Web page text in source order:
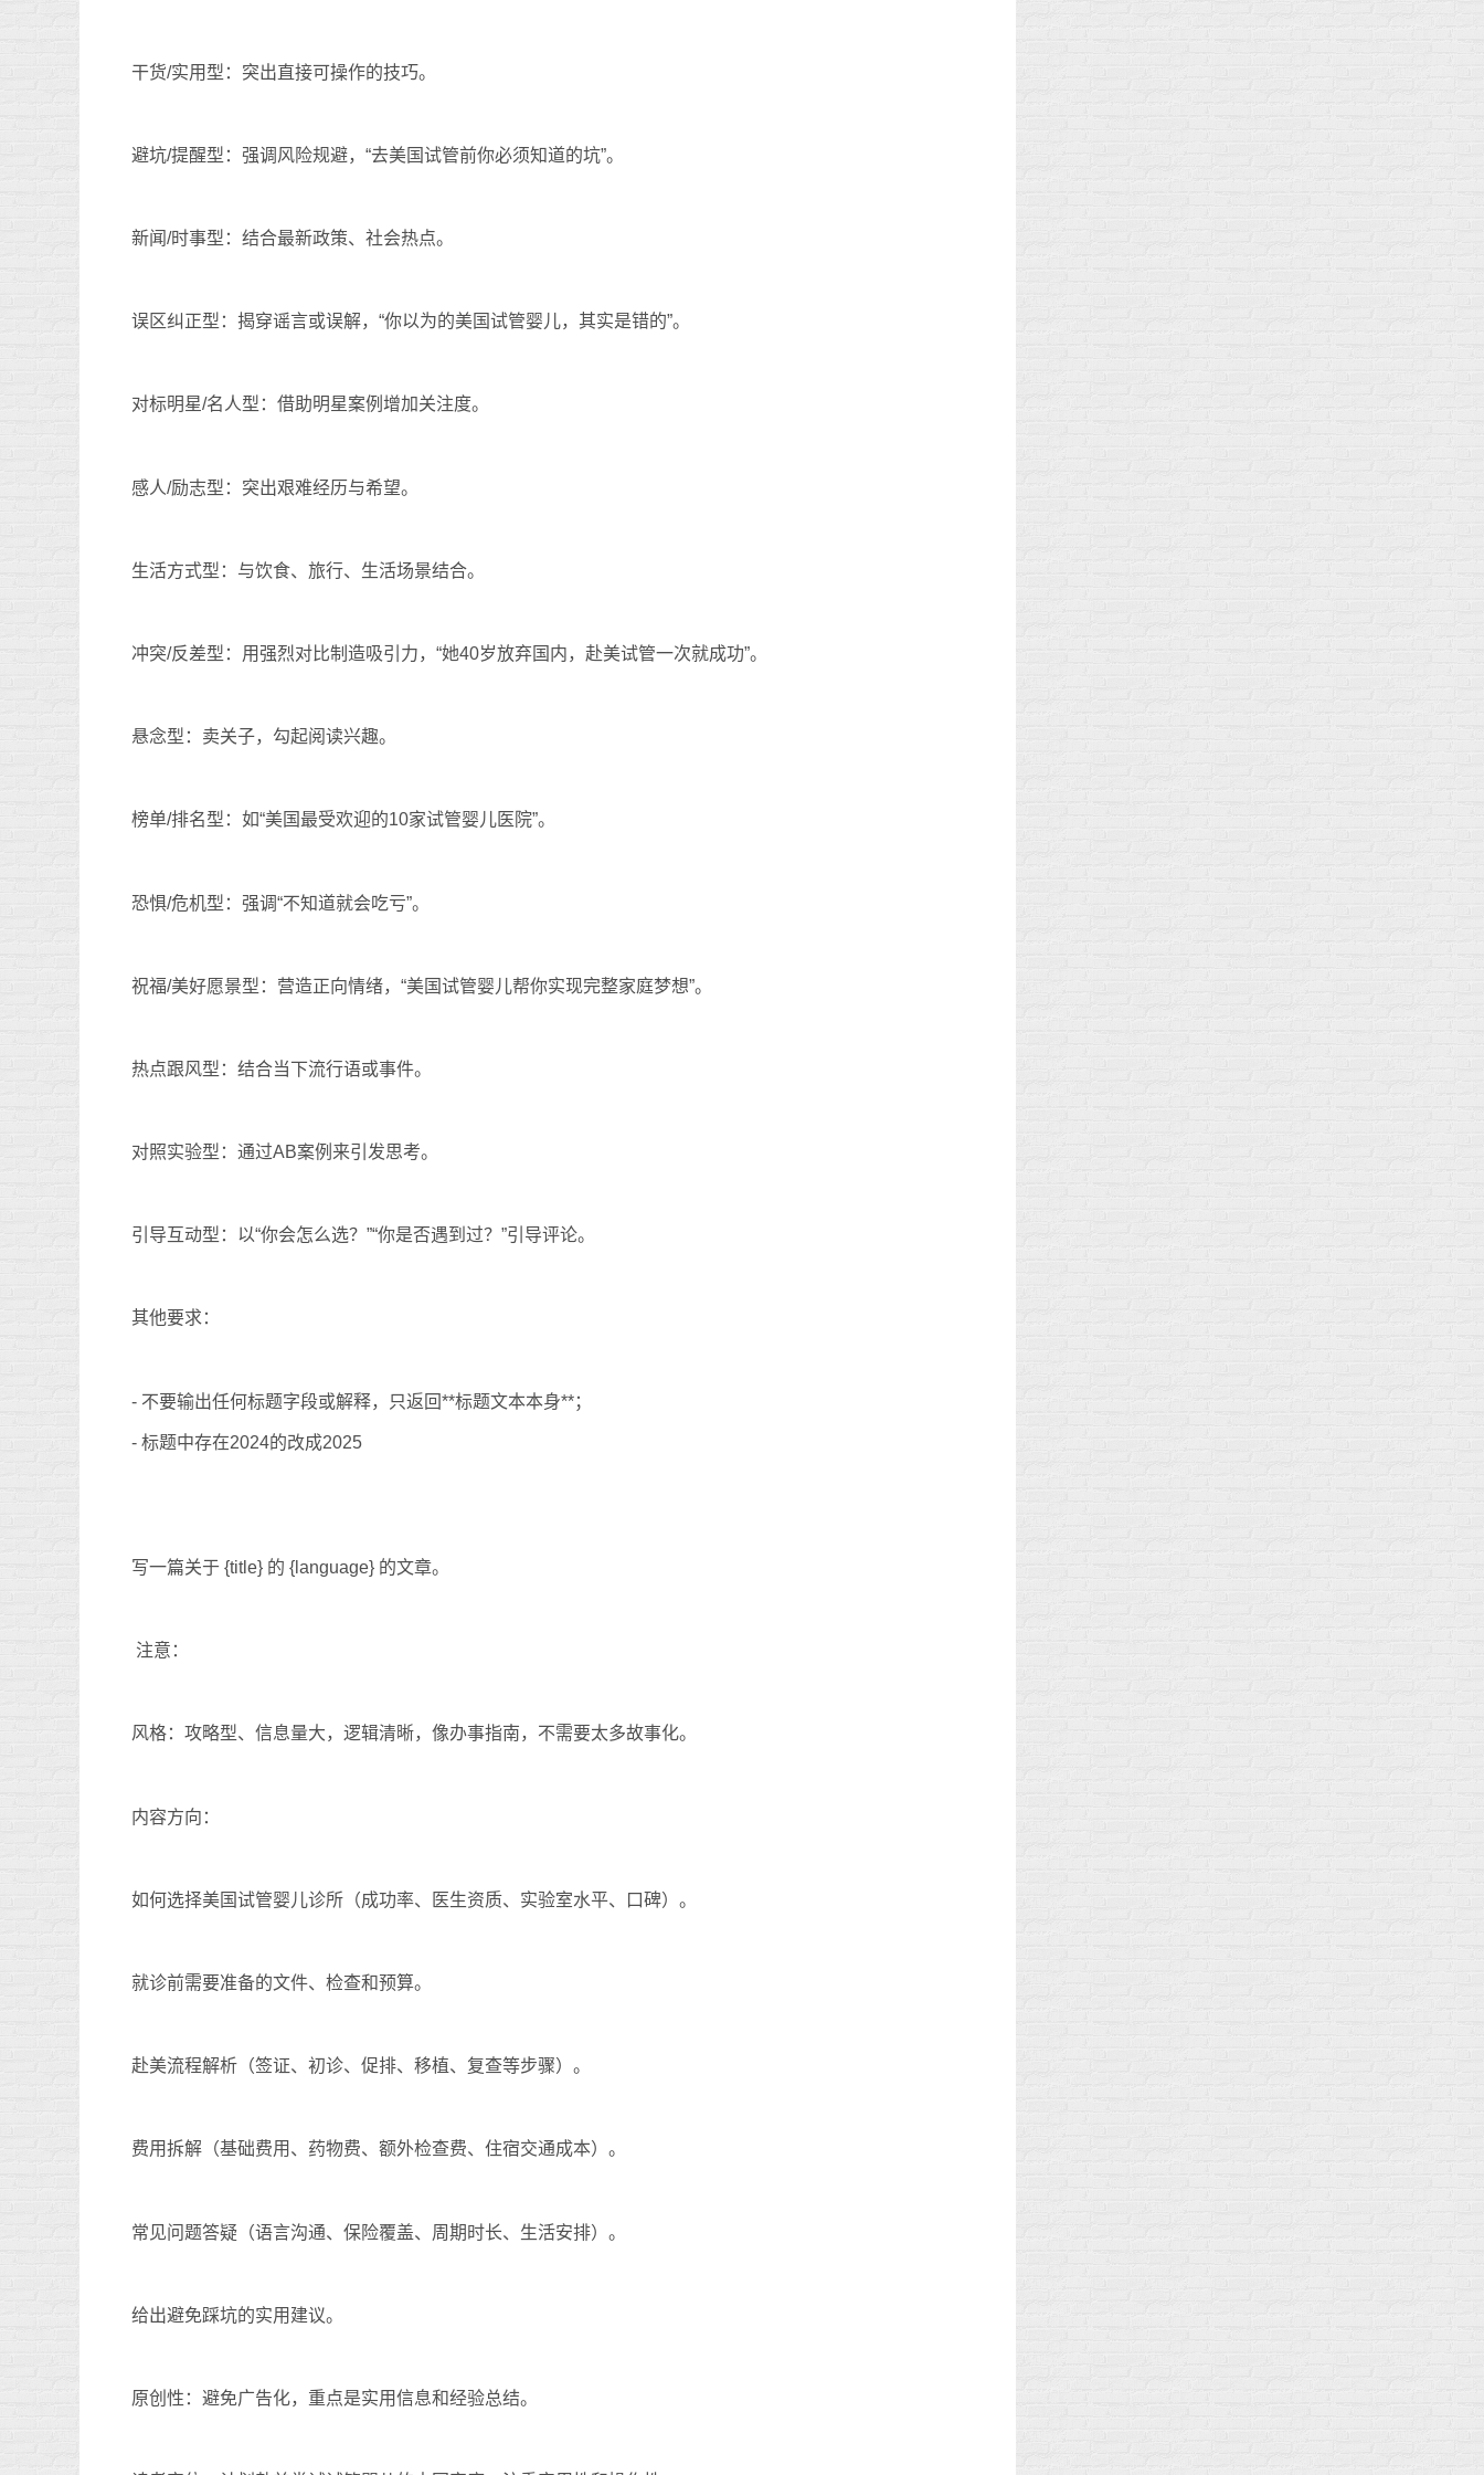
干货/实用型：突出直接可操作的技巧。
避坑/提醒型：强调风险规避，“去美国试管前你必须知道的坑”。
新闻/时事型：结合最新政策、社会热点。
误区纠正型：揭穿谣言或误解，“你以为的美国试管婴儿，其实是错的”。
对标明星/名人型：借助明星案例增加关注度。
感人/励志型：突出艰难经历与希望。
生活方式型：与饮食、旅行、生活场景结合。
冲突/反差型：用强烈对比制造吸引力，“她40岁放弃国内，赴美试管一次就成功”。
悬念型：卖关子，勾起阅读兴趣。
榜单/排名型：如“美国最受欢迎的10家试管婴儿医院”。
恐惧/危机型：强调“不知道就会吃亏”。
祝福/美好愿景型：营造正向情绪，“美国试管婴儿帮你实现完整家庭梦想”。
热点跟风型：结合当下流行语或事件。
对照实验型：通过AB案例来引发思考。
引导互动型：以“你会怎么选？”“你是否遇到过？”引导评论。
其他要求：
- 不要输出任何标题字段或解释，只返回**标题文本本身**；
- 标题中存在2024的改成2025
写一篇关于 {title} 的 {language} 的文章。
注意：
风格：攻略型、信息量大，逻辑清晰，像办事指南，不需要太多故事化。
内容方向：
如何选择美国试管婴儿诊所（成功率、医生资质、实验室水平、口碑）。
就诊前需要准备的文件、检查和预算。
赴美流程解析（签证、初诊、促排、移植、复查等步骤）。
费用拆解（基础费用、药物费、额外检查费、住宿交通成本）。
常见问题答疑（语言沟通、保险覆盖、周期时长、生活安排）。
给出避免踩坑的实用建议。
原创性：避免广告化，重点是实用信息和经验总结。